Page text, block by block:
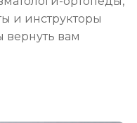
и инструкторы
вернуть вам